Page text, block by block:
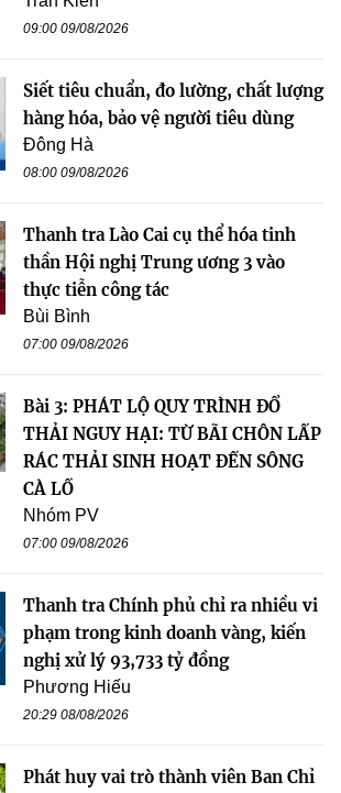
09:00 09/08/2026
Siết tiêu chuẩn, đo lường, chất lượng
hàng hóa, bảo vệ người tiêu dùng
Đông Hà
08:00 09/08/2026
Thanh tra Lào Cai cụ thể hóa tinh
thần Hội nghị Trung ương 3 vào
thực tiễn công tác
Bùi Bình
07:00 09/08/2026
Bài 3: PHÁT LỘ QUY TRÌNH ĐỔ
THẢI NGUY HẠI: TỪ BÃI CHÔN LẤP
RÁC THẢI SINH HOẠT ĐẾN SÔNG
CÀ LỒ
Nhóm PV
07:00 09/08/2026
Thanh tra Chính phủ chỉ ra nhiều vi
phạm trong kinh doanh vàng, kiến
nghị xử lý 93,733 tỷ đồng
Phương Hiếu
20:29 08/08/2026
Phát huy vai trò thành viên Ban Chỉ